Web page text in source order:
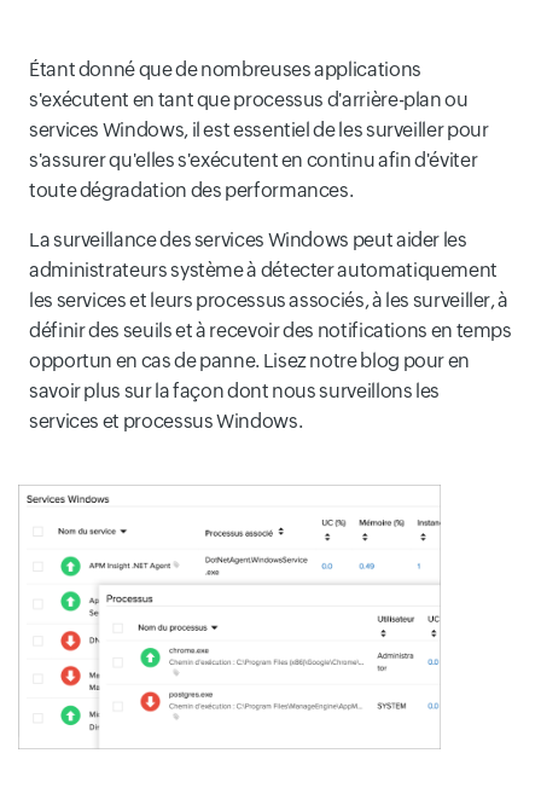
Étant donné que de nombreuses applications
s'exécutent en tant que processus d'arrière-plan ou
services Windows, il est essentiel de les surveiller pour
s'assurer qu'elles s'exécutent en continu afin d'éviter
toute dégradation des performances.
La surveillance des services Windows peut aider les
administrateurs système à détecter automatiquement
les services et leurs processus associés, à les surveiller, à
définir des seuils et à recevoir des notifications en temps
opportun en cas de panne. Lisez notre blog pour en
savoir plus sur la façon dont nous surveillons les
services et processus Windows.